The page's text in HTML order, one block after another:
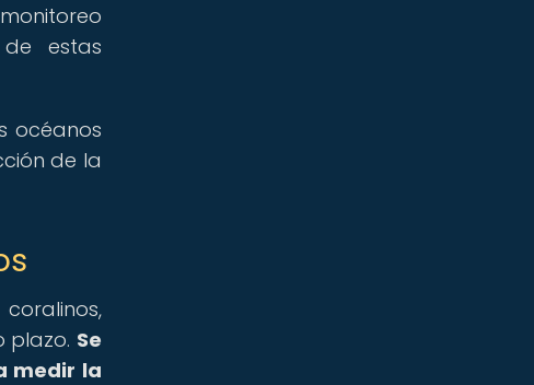
estas
océanos
de la
plazo. Se
medir la